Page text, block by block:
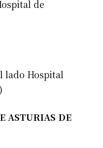
de
lado Hospital
ASTURIAS DE